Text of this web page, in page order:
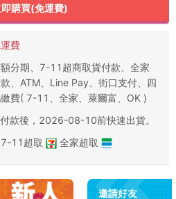
購買(免運費)
費
分期、7-11超商取貨付款、全家
、ATM、Line Pay、街口支付、四
費( 7-11、全家、萊爾富、OK )
款後，2026-08-10前快速出貨。
7-11超取 全家超取
邀請好友